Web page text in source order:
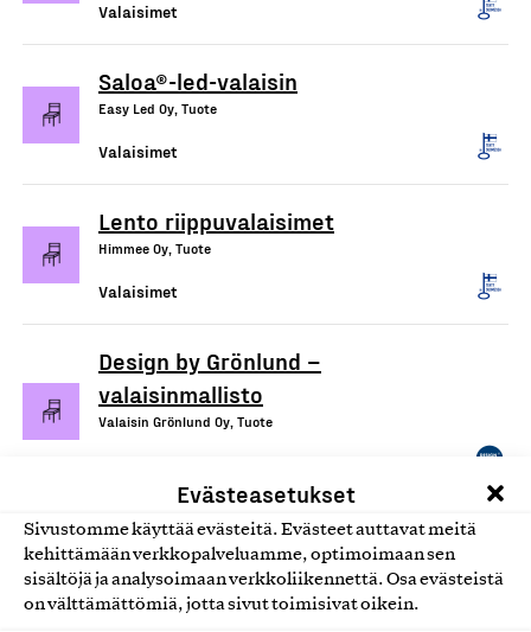
Evästeasetukset
Sivustomme käyttää evästeitä. Evästeet auttavat meitä
kehittämään verkkopalveluamme, optimoimaan sen
sisältöjä ja analysoimaan verkkoliikennettä. Osa evästeistä
on välttämättömiä, jotta sivut toimisivat oikein.
Valaisimet
Saloa®-led-valaisin
Easy Led Oy, Tuote
Valaisimet
Lento riippuvalaisimet
Himmee Oy, Tuote
Valaisimet
Design by Grönlund –
valaisinmallisto
Valaisin Grönlund Oy, Tuote